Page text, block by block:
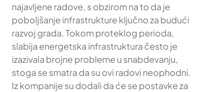
najavljene radove, s obzirom na to da je
poboljšanje infrastrukture ključno za budući
razvoj grada. Tokom proteklog perioda,
slabija energetska infrastruktura često je
izazivala brojne probleme u snabdevanju,
stoga se smatra da su ovi radovi neophodni.
Iz kompanije su dodali da će se postavke za